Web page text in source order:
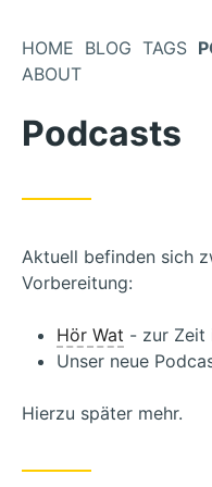
Inhalt
springen
HOME BLOG TAGS
ABOUT
Podcasts
Aktuell befinden sich
Vorbereitung:
Hör Wat - zur Zeit
Unser neue
Hierzu später mehr.